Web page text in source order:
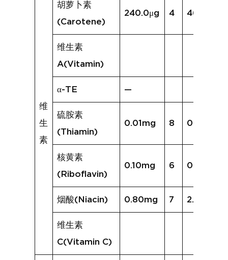
维
生
素
胡萝卜素
(Carotene)
240.0μg 4 461.1μg
维生素
A(Vitamin)
α-TE —
硫胺素
(Thiamin)
0.01mg 8 0.10mg
核黄素
(Riboflavin)
0.10mg 6 0.29mg
烟酸(Niacin) 0.80mg 7 2.06mg
维生素
C(Vitamin C)